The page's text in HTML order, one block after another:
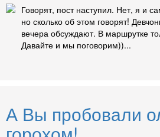
Говорят, пост наступил. Нет, я и
но сколько об этом говорят!
вечера обсуждают. В маршрутке
Давайте и мы поговорим))...
А Вы пробовали